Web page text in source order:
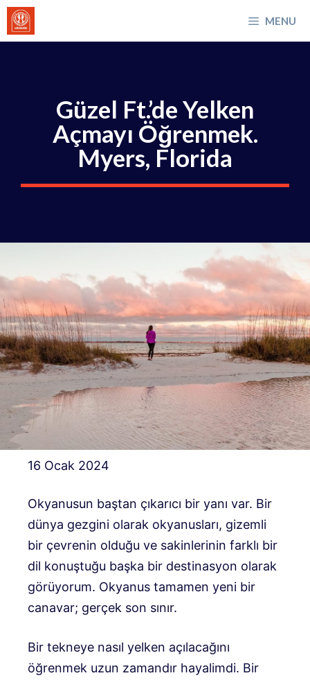
İçeriğe
atla
MENU
Güzel Ft.’de Yelken
Açmayı Öğrenmek.
Myers, Florida
16 Ocak 2024
Okyanusun baştan çıkarıcı bir yanı var. Bir
dünya gezgini olarak okyanusları, gizemli
bir çevrenin olduğu ve sakinlerinin farklı bir
dil konuştuğu başka bir destinasyon olarak
görüyorum. Okyanus tamamen yeni bir
canavar; gerçek son sınır.
Bir tekneye nasıl yelken açılacağını
öğrenmek uzun zamandır hayalimdi. Bir